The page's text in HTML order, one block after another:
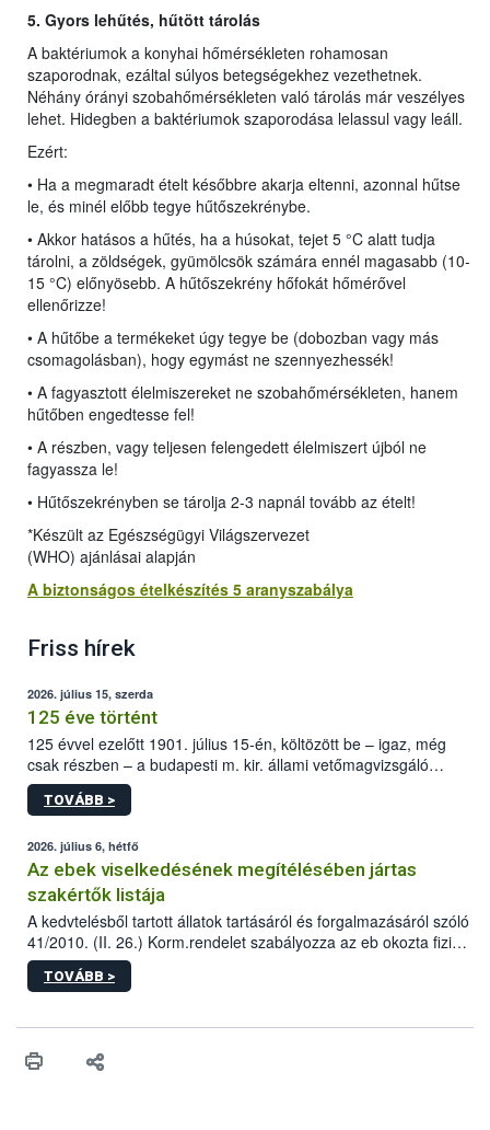
5. Gyors lehűtés, hűtött tárolás
A baktériumok a konyhai hőmérsékleten rohamosan
szaporodnak, ezáltal súlyos betegségekhez vezethetnek.
Néhány órányi szobahőmérsékleten való tárolás már veszélyes
lehet. Hidegben a baktériumok szaporodása lelassul vagy leáll.
Ezért:
• Ha a megmaradt ételt későbbre akarja eltenni, azonnal hűtse
le, és minél előbb tegye hűtőszekrénybe.
• Akkor hatásos a hűtés, ha a húsokat, tejet 5 °C alatt tudja
tárolni, a zöldségek, gyümölcsök számára ennél magasabb (10-
15 °C) előnyösebb. A hűtőszekrény hőfokát hőmérővel
ellenőrizze!
• A hűtőbe a termékeket úgy tegye be (dobozban vagy más
csomagolásban), hogy egymást ne szennyezhessék!
• A fagyasztott élelmiszereket ne szobahőmérsékleten, hanem
hűtőben engedtesse fel!
• A részben, vagy teljesen felengedett élelmiszert újból ne
fagyassza le!
• Hűtőszekrényben se tárolja 2-3 napnál tovább az ételt!
*Készült az Egészségügyi Világszervezet
(WHO) ajánlásai alapján
A biztonságos ételkészítés 5 aranyszabálya
Friss hírek
2026. július 15, szerda
125 éve történt
125 évvel ezelőtt 1901. július 15-én, költözött be – igaz, még
csak részben – a budapesti m. kir. állami vetőmagvizsgáló
állomás a Kis Rókus utca 15. szám alatti, Czigler Győző által
tervezett új épületébe.
TOVÁBB >
2026. július 6, hétfő
Az ebek viselkedésének megítélésében jártas
szakértők listája
A kedvtelésből tartott állatok tartásáról és forgalmazásáról szóló
41/2010. (II. 26.) Korm.rendelet szabályozza az eb okozta fizikai
sérülés, illetve ennek veszélye keletkezésekor felmerülő
hatósági feladatokat, valamint a veszélyes eb tartását és annak
vonni az ebek viselkedésének megítélésében jártas szakértőt.
TOVÁBB >